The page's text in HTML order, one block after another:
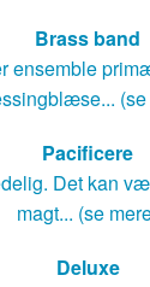
Brass band
ensemble
(se
Pacificere
Det kan
magt... (se
Deluxe